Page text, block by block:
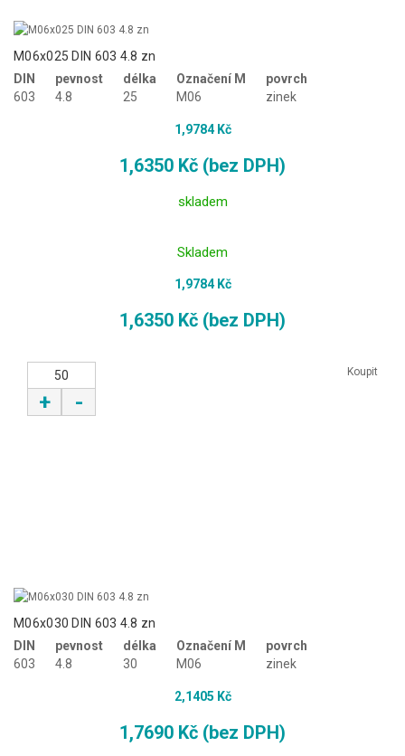
M06x025 DIN 603 4.8 zn
DIN
603
pevnost
4.8
délka
25
Označení M
M06
povrch
zinek
1,9784 Kč
1,6350 Kč (bez DPH)
skladem
Skladem
1,9784 Kč
1,6350 Kč (bez DPH)
+ -
Koupit
M06x030 DIN 603 4.8 zn
DIN
603
pevnost
4.8
délka
30
Označení M
M06
povrch
zinek
2,1405 Kč
1,7690 Kč (bez DPH)